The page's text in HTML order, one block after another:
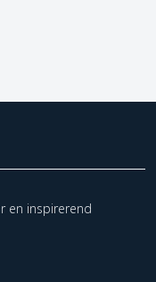
en inspirerend